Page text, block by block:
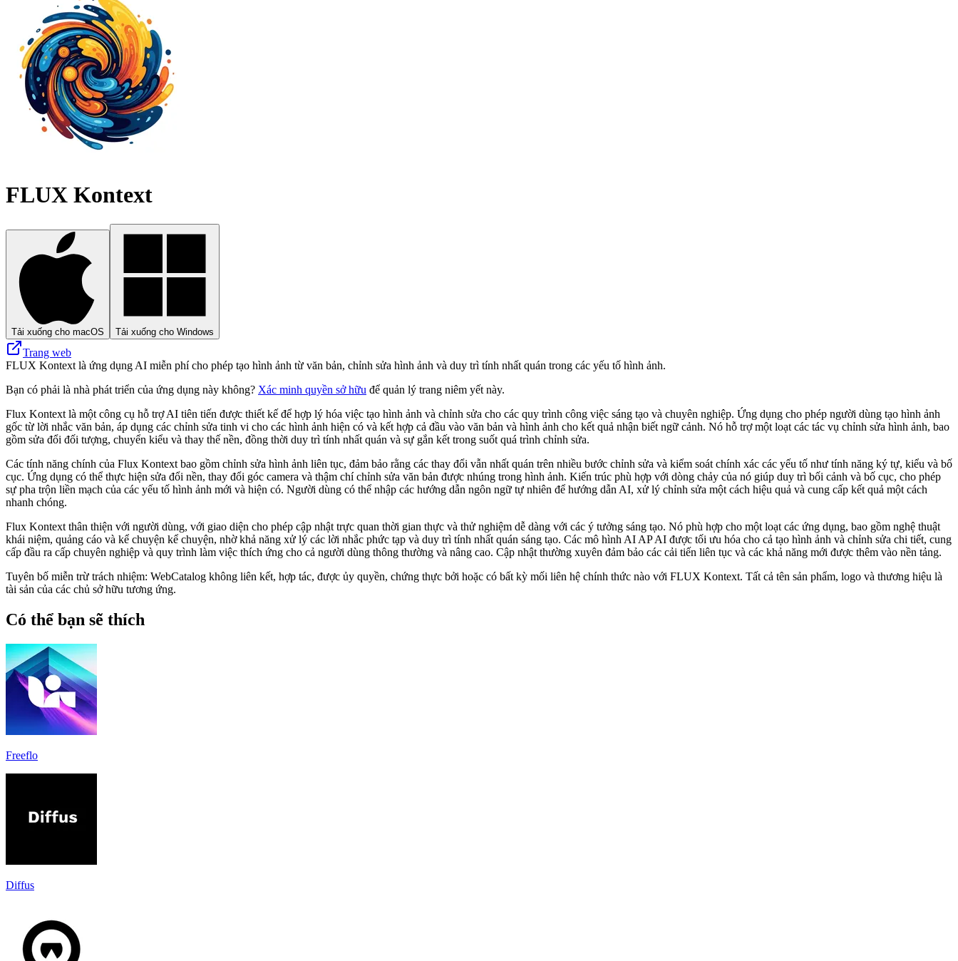
FLUX Kontext
Tải xuống cho macOS Tải xuống cho Windows
Trang web
FLUX Kontext là ứng dụng AI miễn phí cho phép tạo hình ảnh từ văn bản, chỉnh sửa hình ảnh và duy trì tính nhất quán trong các yếu tố hình ảnh.
Bạn có phải là nhà phát triển của ứng dụng này không? Xác minh quyền sở hữu để quản lý trang niêm yết này.
Flux Kontext là một công cụ hỗ trợ AI tiên tiến được thiết kế để hợp lý hóa việc tạo hình ảnh và chỉnh sửa cho các quy trình công việc sáng tạo và chuyên nghiệp. Ứng dụng cho phép người dùng tạo hình ảnh
gốc từ lời nhắc văn bản, áp dụng các chỉnh sửa tinh vi cho các hình ảnh hiện có và kết hợp cả đầu vào văn bản và hình ảnh cho kết quả nhận biết ngữ cảnh. Nó hỗ trợ một loạt các tác vụ chỉnh sửa hình ảnh, bao
gồm sửa đổi đối tượng, chuyển kiểu và thay thế nền, đồng thời duy trì tính nhất quán và sự gắn kết trong suốt quá trình chỉnh sửa.
Các tính năng chính của Flux Kontext bao gồm chỉnh sửa hình ảnh liên tục, đảm bảo rằng các thay đổi vẫn nhất quán trên nhiều bước chỉnh sửa và kiểm soát chính xác các yếu tố như tính năng ký tự, kiểu và bố
cục. Ứng dụng có thể thực hiện sửa đổi nền, thay đổi góc camera và thậm chí chỉnh sửa văn bản được nhúng trong hình ảnh. Kiến trúc phù hợp với dòng chảy của nó giúp duy trì bối cảnh và bố cục, cho phép
sự pha trộn liền mạch của các yếu tố hình ảnh mới và hiện có. Người dùng có thể nhập các hướng dẫn ngôn ngữ tự nhiên để hướng dẫn AI, xử lý chỉnh sửa một cách hiệu quả và cung cấp kết quả một cách
nhanh chóng.
Flux Kontext thân thiện với người dùng, với giao diện cho phép cập nhật trực quan thời gian thực và thử nghiệm dễ dàng với các ý tưởng sáng tạo. Nó phù hợp cho một loạt các ứng dụng, bao gồm nghệ thuật
khái niệm, quảng cáo và kể chuyện kể chuyện, nhờ khả năng xử lý các lời nhắc phức tạp và duy trì tính nhất quán sáng tạo. Các mô hình AI AP AI được tối ưu hóa cho cả tạo hình ảnh và chỉnh sửa chi tiết, cung
cấp đầu ra cấp chuyên nghiệp và quy trình làm việc thích ứng cho cả người dùng thông thường và nâng cao. Cập nhật thường xuyên đảm bảo các cải tiến liên tục và các khả năng mới được thêm vào nền tảng.
Tuyên bố miễn trừ trách nhiệm: WebCatalog không liên kết, hợp tác, được ủy quyền, chứng thực bởi hoặc có bất kỳ mối liên hệ chính thức nào với FLUX Kontext. Tất cả tên sản phẩm, logo và thương hiệu là
tài sản của các chủ sở hữu tương ứng.
Có thể bạn sẽ thích
Freeflo
Diffus